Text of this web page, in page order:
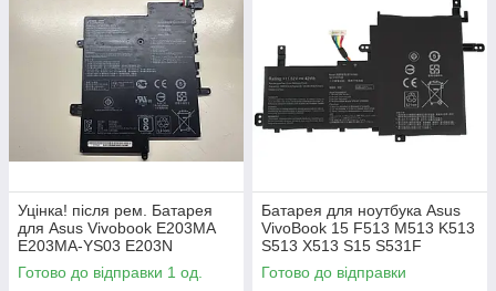
Уцінка! після рем. Батарея
для Asus Vivobook E203MA
E203MA-YS03 E203N
E203NA-1A (C21N1629) Знос
5-20% бу #
Готово до відправки 1 од.
Батарея для ноутбука Asus
VivoBook 15 F513 M513 K513
S513 X513 S15 S531F
(B31N1842) 11.5V чорна
Готово до відправки